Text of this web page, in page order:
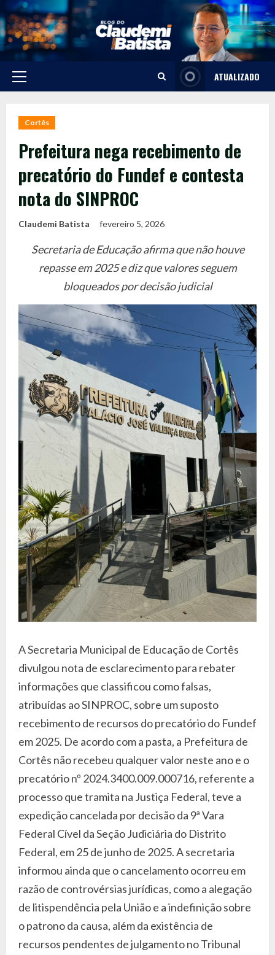
Skip
to
content
Primary
ATUALIZADO
Cortês
Prefeitura nega recebimento de
precatório do Fundef e contesta
nota do SINPROC
Claudemi Batista fevereiro 5, 2026
Secretaria de Educação afirma que não houve
repasse em 2025 e diz que valores seguem
bloqueados por decisão judicial
A Secretaria Municipal de Educação de Cortês
divulgou nota de esclarecimento para rebater
informações que classificou como falsas,
atribuídas ao SINPROC, sobre um suposto
recebimento de recursos do precatório do Fundef
em 2025. De acordo com a pasta, a Prefeitura de
Cortês não recebeu qualquer valor neste ano e o
precatório nº 2024.3400.009.000716, referente a
processo que tramita na Justiça Federal, teve a
expedição cancelada por decisão da 9ª Vara
Federal Cível da Seção Judiciária do Distrito
Federal, em 25 de junho de 2025. A secretaria
informou ainda que o cancelamento ocorreu em
razão de controvérsias jurídicas, como a alegação
de litispendência pela União e a indefinição sobre
o patrono da causa, além da existência de
recursos pendentes de julgamento no Tribunal